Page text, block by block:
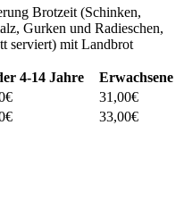
Brotzeit (Schinken,
Gurken und Radieschen,
serviert) mit Landbrot
4-14 Jahre
Erwachsene
31,00€
33,00€